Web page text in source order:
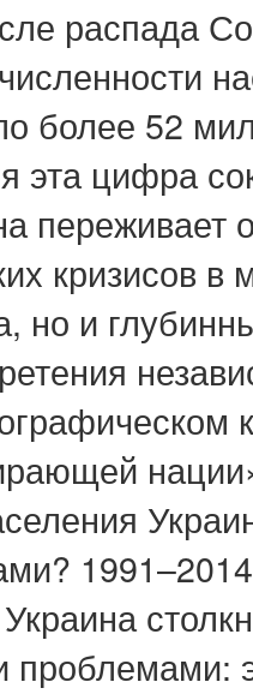
распада
более 52
эта цифра
кризисов
но и
проблемами: